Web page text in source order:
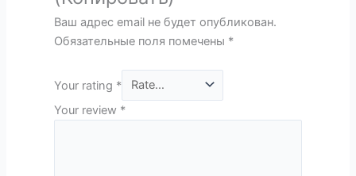
Ваш адрес email не будет опубликован.
Обязательные поля помечены *
Your rating *
Your review *